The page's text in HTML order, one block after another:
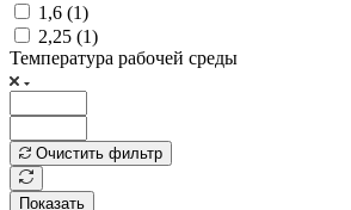
1,6 (1)
2,25 (1)
Температура рабочей среды
Очистить фильтр
Показать